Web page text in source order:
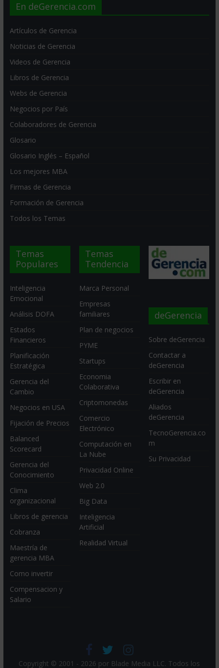
En deGerencia.com
Artículos de Gerencia
Noticias de Gerencia
Videos de Gerencia
Libros de Gerencia
Webs de Gerencia
Negocios por País
Colaboradores de Gerencia
Glosario
Glosario Inglés – Español
Los mejores MBA
Firmas de Gerencia
Formación de Gerencia
Todos los Temas
Temas
Populares
Inteligencia
Emocional
Análisis DOFA
Estados
Financieros
Planificación
Estratégica
Gerencia del
Cambio
Negocios en USA
Fijación de Precios
Balanced
Scorecard
Gerencia del
Conocimiento
Clima
organizacional
Libros de gerencia
Cobranza
Maestría de
gerencia MBA
Como invertir
Compensacion y
Salario
Temas
Tendencia
Marca Personal
Empresas
familiares
Plan de negocios
PYME
Startups
Economia
Colaborativa
Criptomonedas
Comercio
Electrónico
Computación en
La Nube
Privacidad Online
Web 2.0
Big Data
Inteligencia
Artificial
Realidad Virtual
deGerencia
Sobre deGerencia
Contactar a
deGerencia
Escribir en
deGerencia
Aliados
deGerencia
TecnoGerencia.co
m
Su Privacidad
Copyright © 2001 - 2026 por Blade Media LLC. Todos los